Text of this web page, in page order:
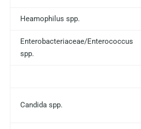
Heamophilus spp.
Enterobacteriaceae/Enterococcus
spp.
Candida spp.
Омск
Орел